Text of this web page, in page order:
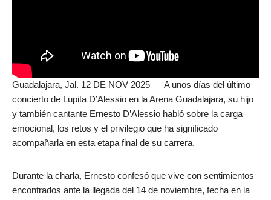
Guadalajara, Jal. 12 DE NOV 2025 — A unos días del último
concierto de Lupita D’Alessio en la Arena Guadalajara, su hijo
y también cantante Ernesto D’Alessio habló sobre la carga
emocional, los retos y el privilegio que ha significado
acompañarla en esta etapa final de su carrera.
Durante la charla, Ernesto confesó que vive con sentimientos
encontrados ante la llegada del 14 de noviembre, fecha en la